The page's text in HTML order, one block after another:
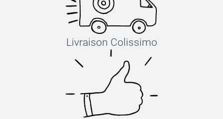
Livraison Colissimo